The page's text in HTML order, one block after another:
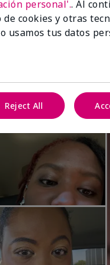
Duo Facial
personal'.. Al
cookies y otras
usamos tus datos
Reject All